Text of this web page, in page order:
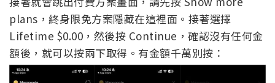
plans，終身限免方案隱藏在這裡面。接著選擇
Lifetime $0.00，然後按 Continue，確認沒有任何金
額後，就可以按兩下取得。有金額千萬別按：